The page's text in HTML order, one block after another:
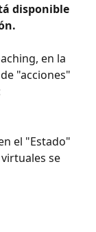
disponible
en la
"acciones"
el "Estado"
se